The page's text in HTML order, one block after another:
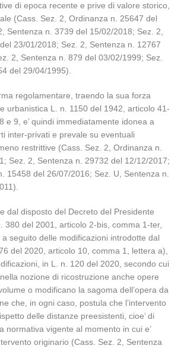
di epoca recente e prive di valore storico,
(Cass. Sez. 2, Ordinanza n. 25647 del
Sentenza n. 3739 del 15/02/2018; Sez. 2,
23/01/2018; Sez. 2, Sentenza n. 12767
2, Sentenza n. 879 del 03/02/1999; Sez.
del 29/04/1995).
regolamentare, traendo la sua forza
urbanistica L. n. 1150 del 1942, articolo 41-
e 9, e’ quindi immediatamente idonea a
inter-privati e prevale su eventuali
restrittive (Cass. Sez. 2, Ordinanza n.
Sez. 2, Sentenza n. 29732 del 12/12/2017;
15458 del 26/07/2016; Sez. U, Sentenza n.
dal disposto del Decreto del Presidente
380 del 2001, articolo 2-bis, comma 1-ter,
seguito delle modificazioni introdotte dal
del 2020, articolo 10, comma 1, lettera a),
in L. n. 120 del 2020, secondo cui
nozione di ricostruzione anche opere
o modificano la sagoma dell’opera da
che, in ogni caso, postula che l’intervento
delle distanze preesistenti, cioe’ di
normativa vigente al momento in cui e’
originario (Cass. Sez. 2, Sentenza